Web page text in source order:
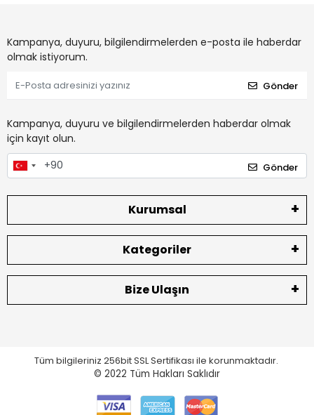
Kampanya, duyuru, bilgilendirmelerden e-posta ile haberdar
olmak istiyorum.
Gönder
Kampanya, duyuru ve bilgilendirmelerden haberdar olmak
için kayıt olun.
Gönder
Kurumsal
Kategoriler
Bize Ulaşın
Tüm bilgileriniz 256bit SSL Sertifikası ile korunmaktadır.
© 2022 Tüm Hakları Saklıdır